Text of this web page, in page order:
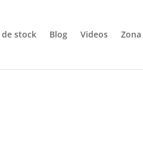
de stock Blog Videos